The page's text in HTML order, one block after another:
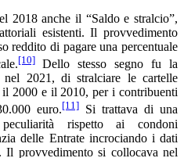
2018 anche il “Saldo e stralcio”,
esistenti. Il provvedimento
reddito di pagare una percentuale
[10]Dello stesso segno fu la
2021, di stralciare le cartelle
2000 e il 2010, per i contribuenti
euro.[11]Si trattava di una
rispetto ai condoni
delle Entrate incrociando i dati
provvedimento si collocava nel